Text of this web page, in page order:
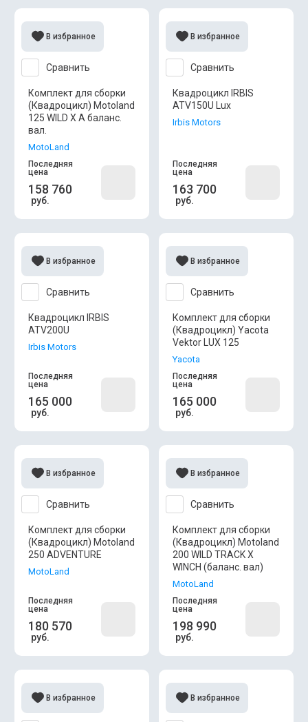
Сравнить
В избранное
Комплект для сборки
(Квадроцикл) Motoland
125 WILD X А баланс.
вал.
MotoLand
Последняя
цена
158 760
руб.
Сравнить
В избранное
Квадроцикл IRBIS
ATV150U Lux
Irbis Motors
Последняя
цена
163 700
руб.
Сравнить
В избранное
Квадроцикл IRBIS
ATV200U
Irbis Motors
Последняя
цена
165 000
руб.
Сравнить
В избранное
Комплект для сборки
(Квадроцикл) Yacota
Vektor LUX 125
Yacota
Последняя
цена
165 000
руб.
Сравнить
В избранное
Комплект для сборки
(Квадроцикл) Motoland
250 ADVENTURE
MotoLand
Последняя
цена
180 570
руб.
Сравнить
В избранное
Комплект для сборки
(Квадроцикл) Motoland
200 WILD TRACK X
WINCH (баланс. вал)
MotoLand
Последняя
цена
198 990
руб.
В избранное В избранное